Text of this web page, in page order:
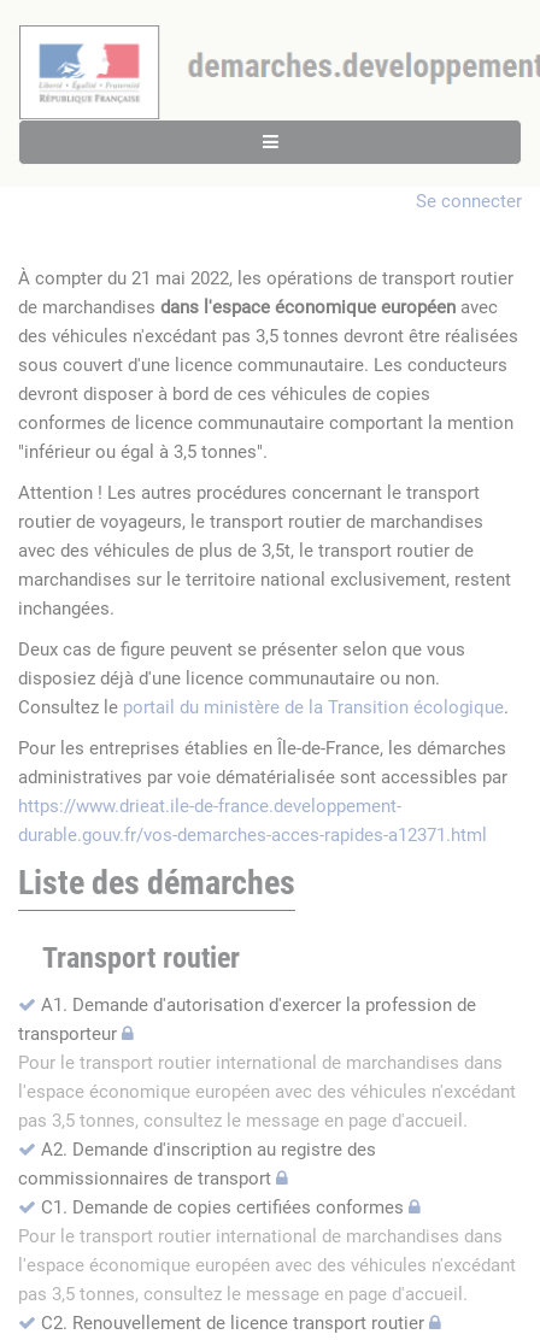
Se connecter
À compter du 21 mai 2022, les opérations de transport routier
de marchandises dans l'espace économique européen avec
des véhicules n'excédant pas 3,5 tonnes devront être réalisées
sous couvert d'une licence communautaire. Les conducteurs
devront disposer à bord de ces véhicules de copies
conformes de licence communautaire comportant la mention
"inférieur ou égal à 3,5 tonnes".
Attention ! Les autres procédures concernant le transport
routier de voyageurs, le transport routier de marchandises
avec des véhicules de plus de 3,5t, le transport routier de
marchandises sur le territoire national exclusivement, restent
inchangées.
Deux cas de figure peuvent se présenter selon que vous
disposiez déjà d'une licence communautaire ou non.
Consultez le portail du ministère de la Transition écologique.
Pour les entreprises établies en Île-de-France, les démarches
administratives par voie dématérialisée sont accessibles par
https://www.drieat.ile-de-france.developpement-
durable.gouv.fr/vos-demarches-acces-rapides-a12371.html
Liste des démarches
Transport routier
A1. Demande d'autorisation d'exercer la profession de
transporteur
Pour le transport routier international de marchandises dans
l'espace économique européen avec des véhicules n'excédant
pas 3,5 tonnes, consultez le message en page d'accueil.
A2. Demande d'inscription au registre des
commissionnaires de transport
C1. Demande de copies certifiées conformes
Pour le transport routier international de marchandises dans
l'espace économique européen avec des véhicules n'excédant
pas 3,5 tonnes, consultez le message en page d'accueil.
C2. Renouvellement de licence transport routier